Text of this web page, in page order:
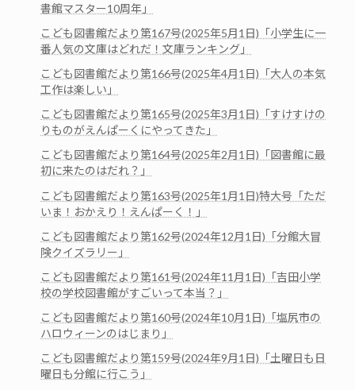
書館マスター10周年」
こども図書館だより第167号(2025年5月1日)「小学生に一
番人気の文庫はどれだ！文庫ランキング」
こども図書館だより第166号(2025年4月1日)「大人の本気
工作は楽しい」
こども図書館だより第165号(2025年3月1日)「すけすけの
りものがえんぱーくにやってきた」
こども図書館だより第164号(2025年2月1日)「図書館に最
初に来たのはだれ？」
こども図書館だより第163号(2025年1月1日)特大号「ただ
いま！おかえり！えんぱーく！」
こども図書館だより第162号(2024年12月1日)「分館大冒
険クイズラリー」
こども図書館だより第161号(2024年11月1日)「吉田小学
校の学校図書館がすごいって本当？」
こども図書館だより第160号(2024年10月1日)「塩尻市の
ハロウィーンのはじまり」
こども図書館だより第159号(2024年9月1日)「土曜日も日
曜日も分館に行こう」